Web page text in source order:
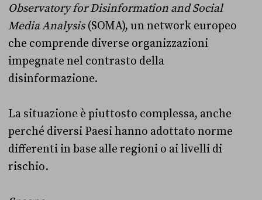
Observatory for Disinformation and Social
Media Analysis(SOMA), un network europeo
che comprende diverse organizzazioni
impegnate nel contrasto della
disinformazione.
La situazione è piuttosto complessa, anche
perché diversi Paesi hanno adottato norme
differenti in base alle regioni o ai livelli di
rischio.